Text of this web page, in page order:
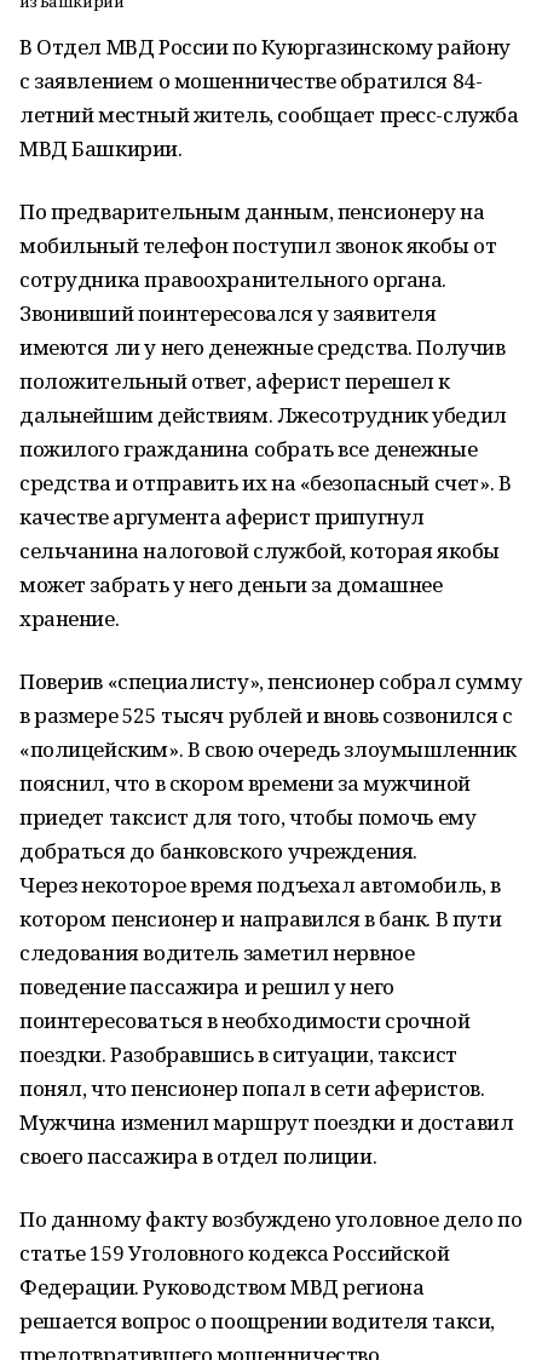
В Отдел МВД России по Куюргазинскому району
с заявлением о мошенничестве обратился 84-
летний местный житель, сообщает пресс-служба
МВД Башкирии.
По предварительным данным, пенсионеру на
мобильный телефон поступил звонок якобы от
сотрудника правоохранительного органа.
Звонивший поинтересовался у заявителя
имеются ли у него денежные средства. Получив
положительный ответ, аферист перешел к
дальнейшим действиям. Лжесотрудник убедил
пожилого гражданина собрать все денежные
средства и отправить их на «безопасный счет». В
качестве аргумента аферист припугнул
сельчанина налоговой службой, которая якобы
может забрать у него деньги за домашнее
хранение.
Поверив «специалисту», пенсионер собрал сумму
в размере 525 тысяч рублей и вновь созвонился с
«полицейским». В свою очередь злоумышленник
пояснил, что в скором времени за мужчиной
приедет таксист для того, чтобы помочь ему
добраться до банковского учреждения.
Через некоторое время подъехал автомобиль, в
котором пенсионер и направился в банк. В пути
следования водитель заметил нервное
поведение пассажира и решил у него
поинтересоваться в необходимости срочной
поездки. Разобравшись в ситуации, таксист
понял, что пенсионер попал в сети аферистов.
Мужчина изменил маршрут поездки и доставил
своего пассажира в отдел полиции.
По данному факту возбуждено уголовное дело по
статье 159 Уголовного кодекса Российской
Федерации. Руководством МВД региона
решается вопрос о поощрении водителя такси,